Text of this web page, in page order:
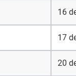
16
17
20